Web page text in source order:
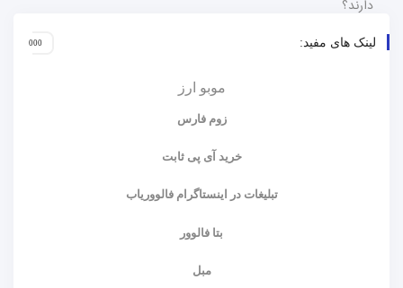
لینک های مفید:
موبو ارز
زوم فارس
خرید آی پی ثابت
تبلیغات در اینستاگرام فالووریاب
بتا فالوور
مبل